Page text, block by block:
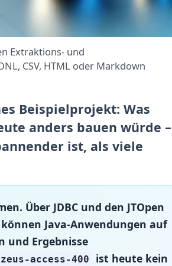
Extraktions- und
CSV, HTML oder Markdown
Beispielprojekt: Was
anders bauen würde –
ist, als viele
Über JDBC und den JTOpen
Java-Anwendungen auf
und Ergebnisse
zeus-access-400
ist heute kein